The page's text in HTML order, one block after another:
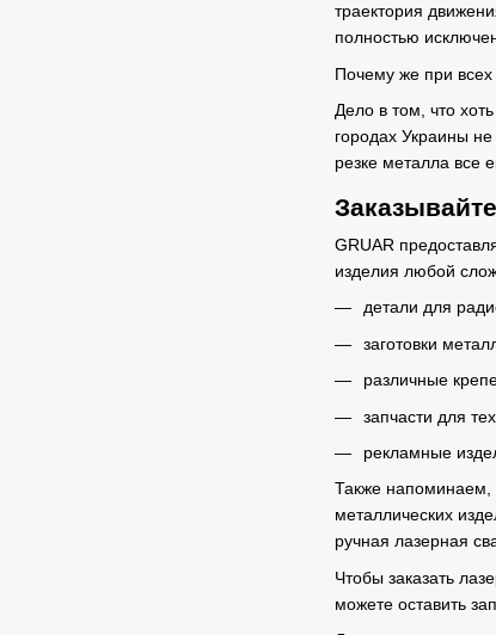
траектория
полностью
Почему же при всех
Дело в том, что
городах Украины
резке металла все
GRUAR
изделия любой
детали для
заготовки
различные
запчасти для
рекламные
Также напоминаем,
металлических
ручная лазерная
Чтобы заказать
можете оставить